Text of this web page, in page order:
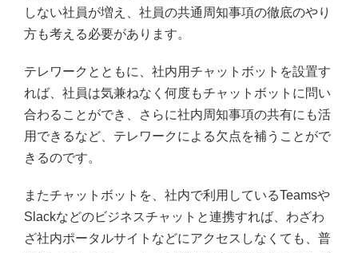
しない社員が増え、社員の共通周知事項の徹底のやり
方も考える必要があります。
テレワークとともに、社内用チャットボットを設置す
れば、社員は気兼ねなく何度もチャットボットに問い
合わることができ、さらに社内周知事項の共有にも活
用できるなど、テレワークによる欠点を補うことがで
きるのです。
またチャットボットを、社内で利用しているTeamsや
Slackなどのビジネスチャットと連携すれば、わざわ
ざ社内ポータルサイトなどにアクセスしなくても、普